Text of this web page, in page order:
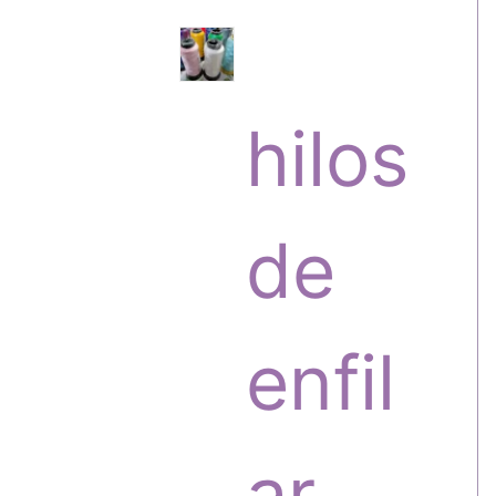
o
d
u
hilos
de
enfil